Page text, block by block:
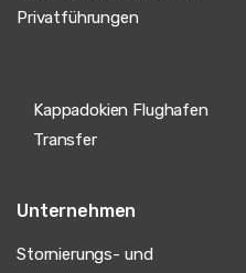
Privatführungen
Kappadokien Flughafen
Transfer
Unternehmen
Stornierungs- und